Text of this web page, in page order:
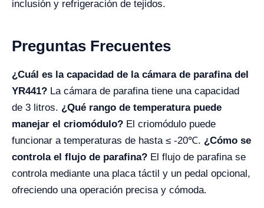
inclusión y refrigeración de tejidos.
Preguntas Frecuentes
¿Cuál es la capacidad de la cámara de parafina del
YR441? La cámara de parafina tiene una capacidad
de 3 litros. ¿Qué rango de temperatura puede
manejar el criomódulo? El criomódulo puede
funcionar a temperaturas de hasta ≤ -20℃. ¿Cómo se
controla el flujo de parafina? El flujo de parafina se
controla mediante una placa táctil y un pedal opcional,
ofreciendo una operación precisa y cómoda.